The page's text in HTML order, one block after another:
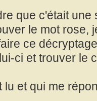
que c'était une
le mot rose,
ce
ci et trouver le
lu et qui me